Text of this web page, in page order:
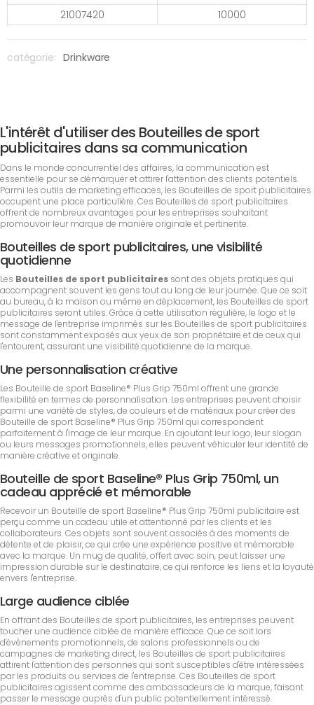
21007420
10000
catégorie: Drinkware
L'intérêt d'utiliser des Bouteilles de sport
publicitaires dans sa communication
Dans le monde concurrentiel des affaires, la communication est
essentielle pour se démarquer et attirer l'attention des clients potentiels.
Parmi les outils de marketing efficaces, les Bouteilles de sport publicitaires
occupent une place particulière. Ces Bouteilles de sport publicitaires
offrent de nombreux avantages pour les entreprises souhaitant
promouvoir leur marque de manière originale et pertinente.
Bouteilles de sport publicitaires, une visibilité
quotidienne
Les Bouteilles de sport publicitaires sont des objets pratiques qui
accompagnent souvent les gens tout au long de leur journée. Que ce soit
au bureau, à la maison ou même en déplacement, les Bouteilles de sport
publicitaires seront utiles. Grâce à cette utilisation régulière, le logo et le
message de l'entreprise imprimés sur les Bouteilles de sport publicitaires
sont constamment exposés aux yeux de son propriétaire et de ceux qui
l'entourent, assurant une visibilité quotidienne de la marque.
Une personnalisation créative
Les Bouteille de sport Baseline® Plus Grip 750ml offrent une grande
flexibilité en termes de personnalisation. Les entreprises peuvent choisir
parmi une variété de styles, de couleurs et de matériaux pour créer des
Bouteille de sport Baseline® Plus Grip 750ml qui correspondent
parfaitement à l'image de leur marque. En ajoutant leur logo, leur slogan
ou leurs messages promotionnels, elles peuvent véhiculer leur identité de
manière créative et originale.
Bouteille de sport Baseline® Plus Grip 750ml, un
cadeau apprécié et mémorable
Recevoir un Bouteille de sport Baseline® Plus Grip 750ml publicitaire est
perçu comme un cadeau utile et attentionné par les clients et les
collaborateurs. Ces objets sont souvent associés à des moments de
détente et de plaisir, ce qui crée une expérience positive et mémorable
avec la marque. Un mug de qualité, offert avec soin, peut laisser une
impression durable sur le destinataire, ce qui renforce les liens et la loyauté
envers l'entreprise.
Large audience ciblée
En offrant des Bouteilles de sport publicitaires, les entreprises peuvent
toucher une audience ciblée de manière efficace. Que ce soit lors
d'événements promotionnels, de salons professionnels ou de
campagnes de marketing direct, les Bouteilles de sport publicitaires
attirent l'attention des personnes qui sont susceptibles d'être intéressées
par les produits ou services de l'entreprise. Ces Bouteilles de sport
publicitaires agissent comme des ambassadeurs de la marque, faisant
passer le message auprès d'un public potentiellement intéressé.